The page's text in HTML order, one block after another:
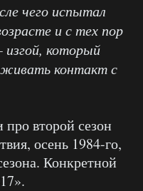
чего испытал
и с тех пор
который
контакт с
второй сезон
осень 1984-го,
Конкретной